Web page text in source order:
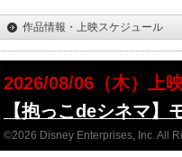
作品情報・上映スケジュール
2026/08/06（木）上
【抱っこdeシネマ】
©2026 Disney Enterprises, Inc. All